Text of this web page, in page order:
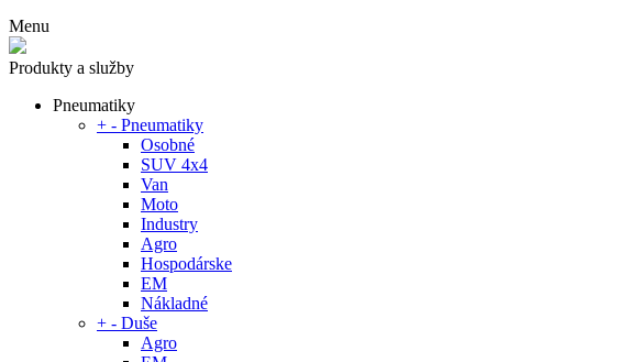
Menu
Produkty a služby
Pneumatiky
+ - Pneumatiky
Osobné
SUV 4x4
Van
Moto
Industry
Agro
Hospodárske
EM
Nákladné
+ - Duše
Agro